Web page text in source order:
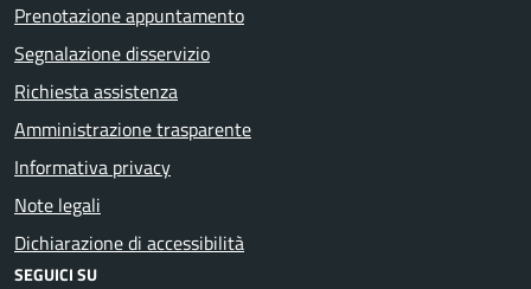
Prenotazione appuntamento
Segnalazione disservizio
Richiesta assistenza
Amministrazione trasparente
Informativa privacy
Note legali
Dichiarazione di accessibilità
SEGUICI SU